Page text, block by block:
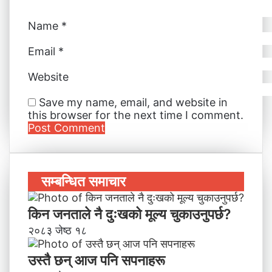
Name *
Email *
Website
Save my name, email, and website in
this browser for the next time I comment.
सम्बन्धित समाचार
किन जनताले नै दुःखको मूल्य चुकाउनुपर्छ?
२०८३ जेष्ठ १८
उस्तै छन् आज पनि सपनाहरू